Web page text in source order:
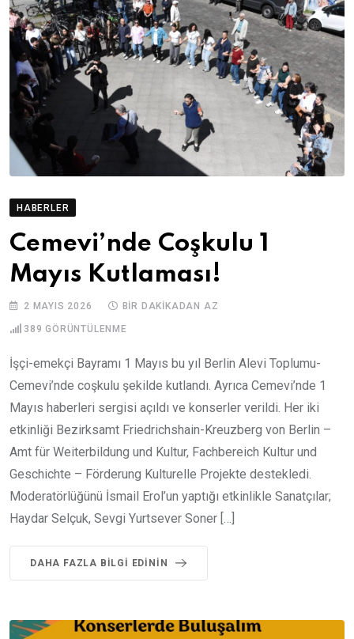
HABERLER
Cemevi’nde Coşkulu 1
Mayıs Kutlaması!
2 MAYIS 2026 BIR DAKIKADAN AZ
389 GÖRÜNTÜLENME
İşçi-emekçi Bayramı 1 Mayıs bu yıl Berlin Alevi Toplumu-
Cemevi’nde coşkulu şekilde kutlandı. Ayrıca Cemevi’nde 1
Mayıs haberleri sergisi açıldı ve konserler verildi. Her iki
etkinliği Bezirksamt Friedrichshain-Kreuzberg von Berlin –
Amt für Weiterbildung und Kultur, Fachbereich Kultur und
Geschichte – Förderung Kulturelle Projekte destekledi.
Moderatörlüğünü İsmail Erol’un yaptığı etkinlikle Sanatçılar;
Haydar Selçuk, Sevgi Yurtsever Soner […]
DAHA FAZLA BILGI EDININ